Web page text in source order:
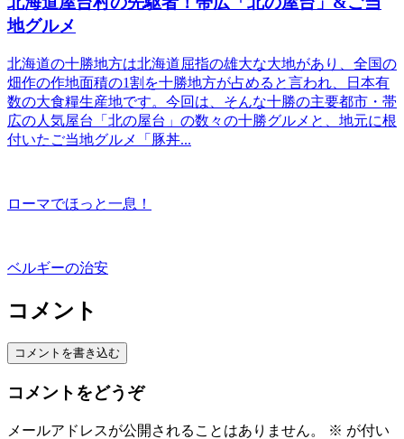
地グルメ
北海道の十勝地方は北海道屈指の雄大な大地があり、全国の
畑作の作地面積の1割を十勝地方が占めると言われ、日本有
数の大食糧生産地です。今回は、そんな十勝の主要都市・帯
広の人気屋台「北の屋台」の数々の十勝グルメと、地元に根
付いたご当地グルメ「豚丼...
ローマでほっと一息！
ベルギーの治安
コメント
コメントを書き込む
コメントをどうぞ
メールアドレスが公開されることはありません。 ※ が付い